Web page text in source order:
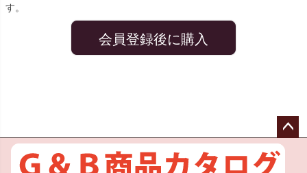
す。
会員登録後に購入
ペー